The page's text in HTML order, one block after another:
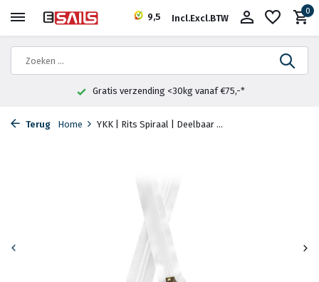
9,5 Incl.Excl.BTW
0
Gratis verzending <30kg vanaf €75,-*
Terug Home YKK | Rits Spiraal | Deelbaar ...